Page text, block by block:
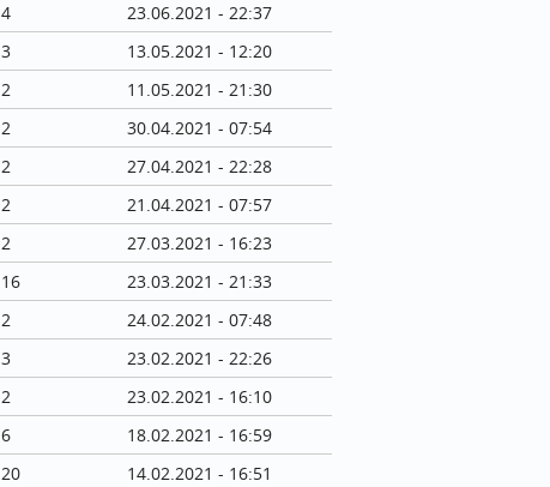
4
23.06.2021 - 22:37
3
13.05.2021 - 12:20
2
11.05.2021 - 21:30
2
30.04.2021 - 07:54
2
27.04.2021 - 22:28
2
21.04.2021 - 07:57
2
27.03.2021 - 16:23
16
23.03.2021 - 21:33
2
24.02.2021 - 07:48
3
23.02.2021 - 22:26
2
23.02.2021 - 16:10
6
18.02.2021 - 16:59
20
14.02.2021 - 16:51